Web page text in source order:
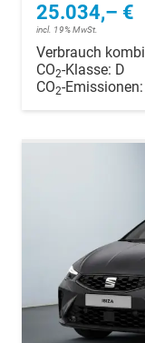
25.034,– €
incl. 19% MwSt.
Verbrauch
CO2-Klasse: D
CO2-Emissionen: